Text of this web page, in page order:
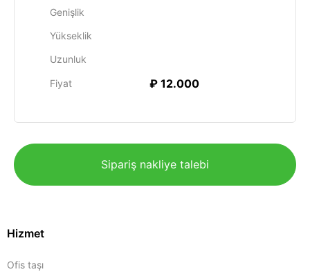
Genişlik
Yükseklik
Uzunluk
Fiyat ₽ 12.000
Sipariş nakliye talebi
Hizmet
Ofis taşı